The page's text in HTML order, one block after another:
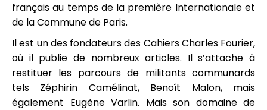
français au temps de la première Internationale et
de la Commune de Paris.
Il est un des fondateurs des Cahiers Charles Fourier,
où il publie de nombreux articles. Il s’attache à
restituer les parcours de militants communards
tels Zéphirin Camélinat, Benoît Malon, mais
également Eugène Varlin. Mais son domaine de